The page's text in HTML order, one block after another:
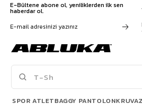
E-Bültene abone ol, yeniliklerden ilk sen
haberdar ol.
Kampanyalar, ürünler ve
değişiklikler hakkında e-mail ve
buradan ulaşabilirsin
SPOR ATLETBAGGY PANTOLON